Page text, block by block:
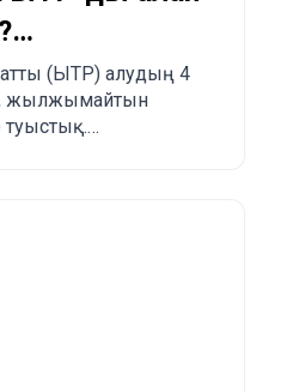
4 жолы
(ЫТР) алудың 4
жылжымайтын